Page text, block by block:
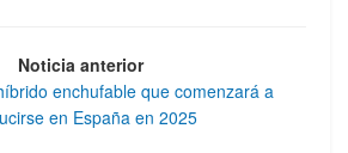
Noticia anterior
enchufable que comenzará a
en España en 2025